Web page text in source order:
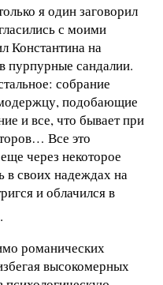
я один заговорил
с моими
Константина на
пурпурные сандалии.
собрание
подобающие
и все, что бывает при
Все это
через некоторое
в своих надеждах на
и облачился в
.
романических
высокомерных